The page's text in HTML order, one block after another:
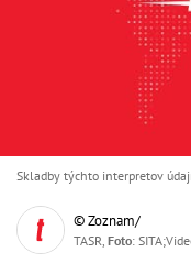
Skladby týchto interpretov
© Zoznam/
TASR, Foto: